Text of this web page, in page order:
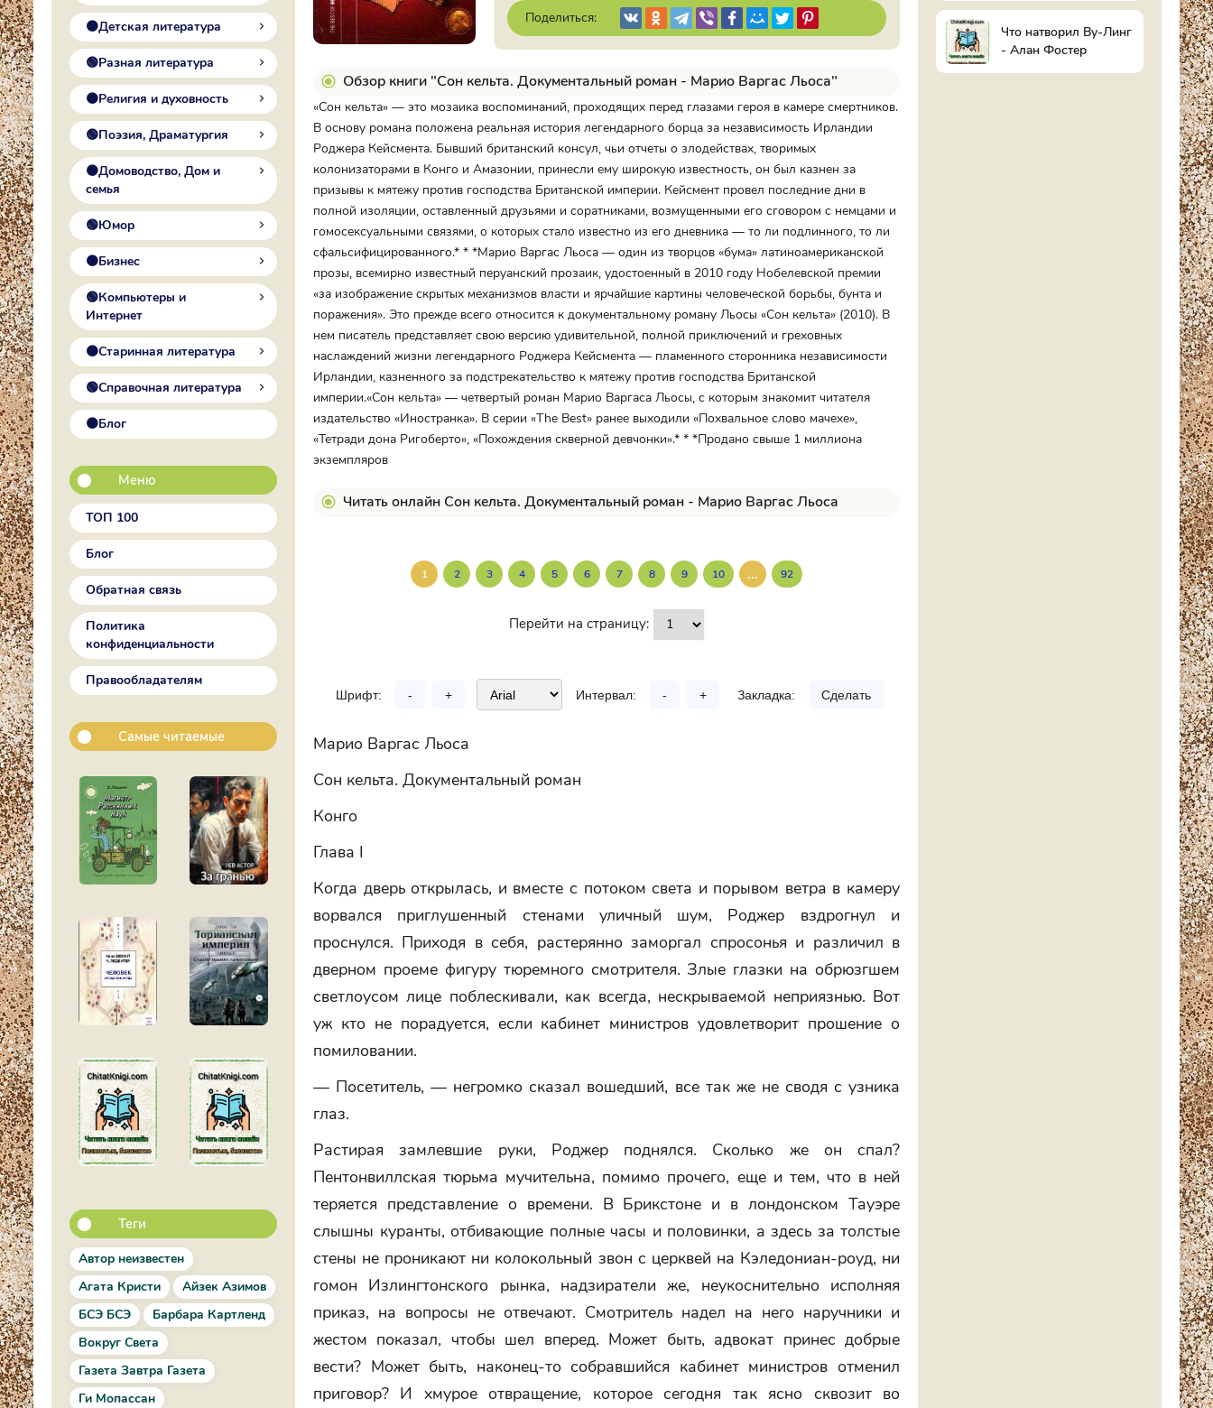
🟠Детская литература
🟢Разная литература
🟠Религия и духовность
🟢Поэзия, Драматургия
🟠Домоводство, Дом и
семья
🟢Юмор
🟠Бизнес
🟢Компьютеры и
Интернет
🟠Старинная литература
🟢Справочная литература
🟠Блог
Меню
ТОП 100
Блог
Обратная связь
Политика
конфиденциальности
Правообладателям
Самые читаемые
Теги
Автор неизвестен
Агата Кристи
Айзек Азимов
БСЭ БСЭ
Барбара Картленд
Вокруг Света
Газета Завтра Газета
Ги Мопассан
Поделиться:
Обзор книги "Сон кельта. Документальный роман - Марио Варгас Льоса"
«Сон кельта» — это мозаика воспоминаний, проходящих перед глазами героя в камере смертников.
В основу романа положена реальная история легендарного борца за независимость Ирландии
Роджера Кейсмента. Бывший британский консул, чьи отчеты о злодействах, творимых
колонизаторами в Конго и Амазонии, принесли ему широкую известность, он был казнен за
призывы к мятежу против господства Британской империи. Кейсмент провел последние дни в
полной изоляции, оставленный друзьями и соратниками, возмущенными его сговором с немцами и
гомосексуальными связями, о которых стало известно из его дневника — то ли подлинного, то ли
сфальсифицированного.* * *Марио Варгас Льоса — один из творцов «бума» латиноамериканской
прозы, всемирно известный перуанский прозаик, удостоенный в 2010 году Нобелевской премии
«за изображение скрытых механизмов власти и ярчайшие картины человеческой борьбы, бунта и
поражения». Это прежде всего относится к документальному роману Льосы «Сон кельта» (2010). В
нем писатель представляет свою версию удивительной, полной приключений и греховных
наслаждений жизни легендарного Роджера Кейсмента — пламенного сторонника независимости
Ирландии, казненного за подстрекательство к мятежу против господства Британской
империи.«Сон кельта» — четвертый роман Марио Варгаса Льосы, с которым знакомит читателя
издательство «Иностранка». В серии «The Best» ранее выходили «Похвальное слово мачехе»,
«Тетради дона Ригоберто», «Похождения скверной девчонки».* * *Продано свыше 1 миллиона
экземпляров
Читать онлайн Сон кельта. Документальный роман - Марио Варгас Льоса
1 2 3 4 5 6 7 8 9 10 ... 92
Перейти на страницу:
Шрифт: - + Интервал: - + Закладка: Сделать
Марио Варгас Льоса
Сон кельта. Документальный роман
Конго
Глава I
Когда дверь открылась, и вместе с потоком света и порывом ветра в камеру
ворвался приглушенный стенами уличный шум, Роджер вздрогнул и
проснулся. Приходя в себя, растерянно заморгал спросонья и различил в
дверном проеме фигуру тюремного смотрителя. Злые глазки на обрюзгшем
светлоусом лице поблескивали, как всегда, нескрываемой неприязнью. Вот
уж кто не порадуется, если кабинет министров удовлетворит прошение о
помиловании.
— Посетитель, — негромко сказал вошедший, все так же не сводя с узника
глаз.
Растирая замлевшие руки, Роджер поднялся. Сколько же он спал?
Пентонвиллская тюрьма мучительна, помимо прочего, еще и тем, что в ней
теряется представление о времени. В Брикстоне и в лондонском Тауэре
слышны куранты, отбивающие полные часы и половинки, а здесь за толстые
стены не проникают ни колокольный звон с церквей на Кэледониан-роуд, ни
гомон Излингтонского рынка, надзиратели же, неукоснительно исполняя
приказ, на вопросы не отвечают. Смотритель надел на него наручники и
жестом показал, чтобы шел вперед. Может быть, адвокат принес добрые
вести? Может быть, наконец-то собравшийся кабинет министров отменил
приговор? И хмурое отвращение, которое сегодня так ясно сквозит во
Что натворил Ву-Линг
- Алан Фостер